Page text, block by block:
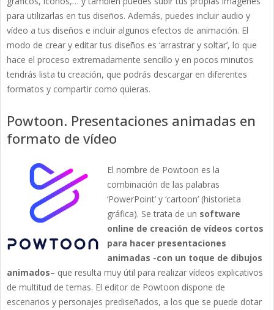
para utilizarlas en tus diseños. Además, puedes incluir audio y
vídeo a tus diseños e incluir algunos efectos de animación. El
modo de crear y editar tus diseños es ‘arrastrar y soltar’, lo que
hace el proceso extremadamente sencillo y en pocos minutos
tendrás lista tu creación, que podrás descargar en diferentes
formatos y compartir como quieras.
Powtoon. Presentaciones animadas en
formato de vídeo
El nombre de Powtoon es la
combinación de las palabras
‘PowerPoint’ y ‘cartoon’ (historieta
gráfica). Se trata de un software
online de creación de vídeos cortos
para hacer presentaciones
animadas -con un toque de dibujos
animados– que resulta muy útil para realizar vídeos explicativos
de multitud de temas. El editor de Powtoon dispone de
escenarios y personajes prediseñados, a los que se puede dotar